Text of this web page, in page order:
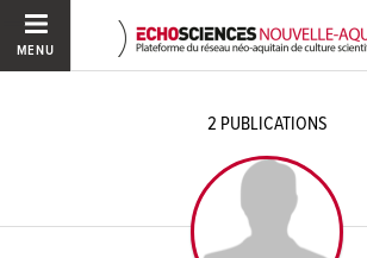
MENU
2 PUBLICATIONS